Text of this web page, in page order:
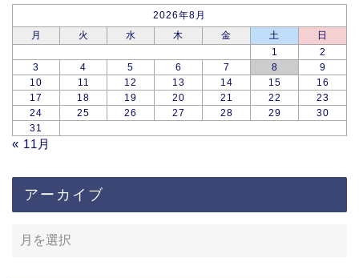
2026年8月
月
火 水 木 金 土
日
1
2
3
4 5 6 7 8
9
10
11 12 13 14 15
16
17
18 19 20 21 22
23
24
25 26 27 28 29
30
31
« 11月
アーカイブ